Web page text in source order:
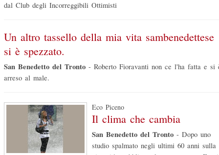
dal Club degli Incorreggibili Ottimisti
Un altro tassello della mia vita sambenedettese
si è spezzato.
San Benedetto del Tronto - Roberto Fioravanti non ce l'ha fatta e si
arreso al male.
Eco Piceno
Il clima che cambia
San Benedetto del Tronto - Dopo uno
studio spalmato negli ultimi 60 anni sulla